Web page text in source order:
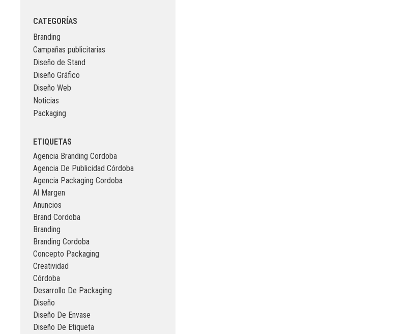
CATEGORÍAS
Branding
Campañas publicitarias
Diseño de Stand
Diseño Gráfico
Diseño Web
Noticias
Packaging
ETIQUETAS
Agencia Branding Cordoba
Agencia De Publicidad Córdoba
Agencia Packaging Cordoba
Al Margen
Anuncios
Brand Cordoba
Branding
Branding Cordoba
Concepto Packaging
Creatividad
Córdoba
Desarrollo De Packaging
Diseño
Diseño De Envase
Diseño De Etiqueta